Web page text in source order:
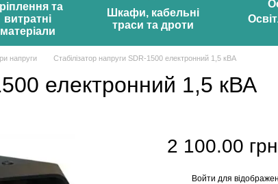
та
витратні
матеріали
Шкафи, кабельні
траси та дроти
напруги Стабілізатор напруги SDR-1500 електронний 1,5 кВА
електронний 1,5 кВА
2 100.00 грн
Войти для